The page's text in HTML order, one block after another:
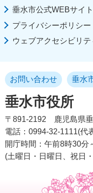
垂水市公式WEBサイ
プライバシーポリシ
ウェブアクセシビリ
垂水市役所
お問い合わせ 垂水
〒891-2192
鹿児島県
電話：0994-32-1111(代
開庁時間：午前8時30分
(土曜日・日曜日、祝日